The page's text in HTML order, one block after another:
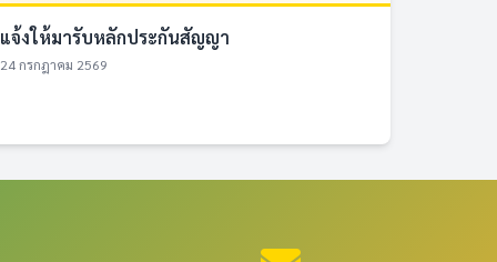
แจ้งให้มารับหลักประกันสัญญา
24 กรกฎาคม 2569